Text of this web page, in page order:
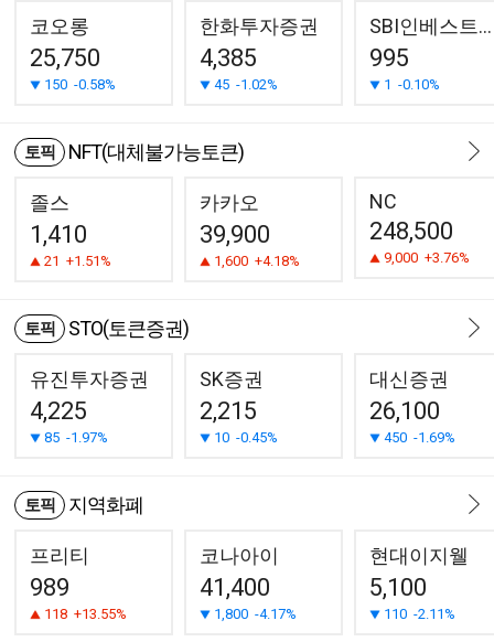
코오롱
25,750
150 -0.58%
한화투자증권
4,385
45 -1.02%
SBI인베스트먼트
995
1 -0.10%
토픽 NFT(대체불가능토큰)
졸스
1,410
21 +1.51%
카카오
39,900
1,600 +4.18%
NC
248,500
9,000 +3.76%
토픽 STO(토큰증권)
유진투자증권
4,225
85 -1.97%
SK증권
2,215
10 -0.45%
대신증권
26,100
450 -1.69%
토픽 지역화폐
프리티
989
118 +13.55%
코나아이
41,400
1,800 -4.17%
현대이지웰
5,100
110 -2.11%